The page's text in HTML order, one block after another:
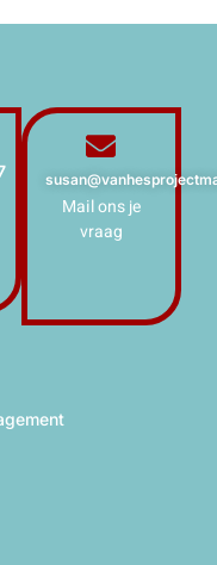
Mail ons je
vraag